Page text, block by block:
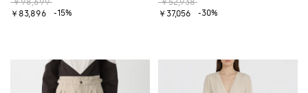
￥98,699
￥83,896
-15%
￥52,938
￥37,056
-30%